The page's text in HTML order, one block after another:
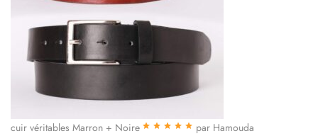
cuir véritables Marron + Noire
par Hamouda